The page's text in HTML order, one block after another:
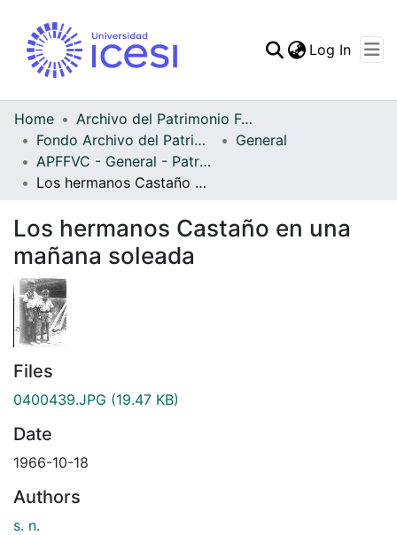
Statistics
Log In
Home
Archivo del Patrimonio Fotográfico y Fílmico del Valle del Cauca
Fondo Archivo del Patrimonio Fotográfico y Fílmico del Valle del Cauca
General
APFFVC - General - Patrimonial
Los hermanos Castaño en una mañana soleada
Los hermanos Castaño en una
mañana soleada
Files
0400439.JPG (19.47 KB)
Date
1966-10-18
Authors
s. n.